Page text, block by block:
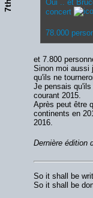
Oui .. et
concert
78.000
et 7.800
Sinon moi aussi
qu'ils ne
Je pensais
courant 2015.
Après peut être
continents en
2016.
Dernière édition
So it shall be
So it shall be